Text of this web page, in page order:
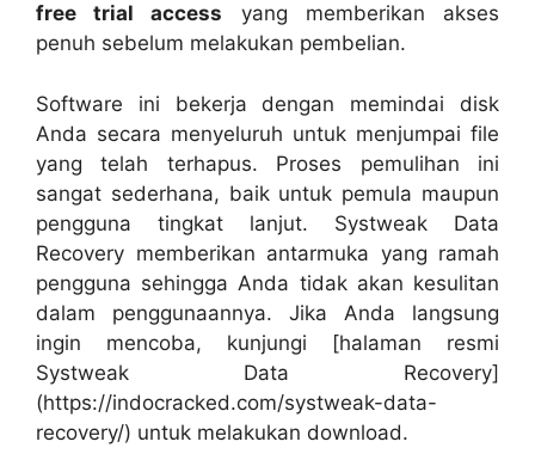
free trial access yang memberikan akses
penuh sebelum melakukan pembelian.
Software ini bekerja dengan memindai disk
Anda secara menyeluruh untuk menjumpai file
yang telah terhapus. Proses pemulihan ini
sangat sederhana, baik untuk pemula maupun
pengguna tingkat lanjut. Systweak Data
Recovery memberikan antarmuka yang ramah
pengguna sehingga Anda tidak akan kesulitan
dalam penggunaannya. Jika Anda langsung
ingin mencoba, kunjungi [halaman resmi
Systweak Data Recovery]
(https://indocracked.com/systweak-data-
recovery/) untuk melakukan download.